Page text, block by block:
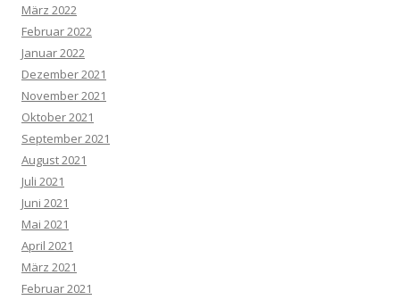
März 2022
Februar 2022
Januar 2022
Dezember 2021
November 2021
Oktober 2021
September 2021
August 2021
Juli 2021
Juni 2021
Mai 2021
April 2021
März 2021
Februar 2021